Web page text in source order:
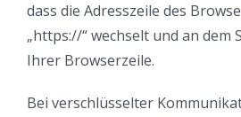
dass die Adresszeile des
„https://“ wechselt und an dem
Ihrer Browserzeile.
Bei verschlüsselter